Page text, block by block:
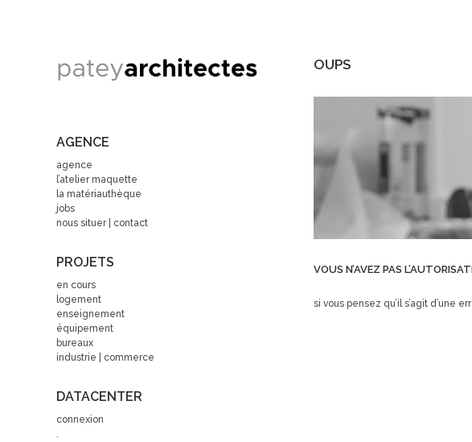
AGENCE
agence
l’atelier maquette
la matériauthèque
jobs
nous situer | contact
PROJETS
en cours
logement
enseignement
équipement
bureaux
industrie | commerce
DATACENTER
connexion
.
OUPS
VOUS N’AVEZ PAS
si vous pensez qu’il s’agit d’une